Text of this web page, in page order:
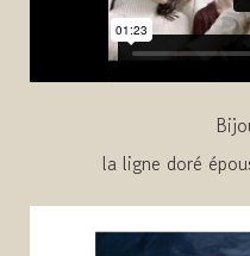
la ligne doré